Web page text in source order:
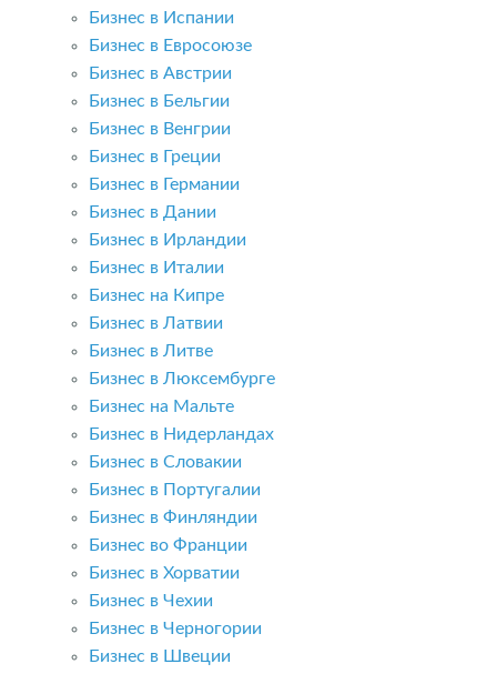
Бизнес в Испании
Бизнес в Евросоюзе
Бизнес в Австрии
Бизнес в Бельгии
Бизнес в Венгрии
Бизнес в Греции
Бизнес в Германии
Бизнес в Дании
Бизнес в Ирландии
Бизнес в Италии
Бизнес на Кипре
Бизнес в Латвии
Бизнес в Литве
Бизнес в Люксембурге
Бизнес на Мальте
Бизнес в Нидерландах
Бизнес в Словакии
Бизнес в Португалии
Бизнес в Финляндии
Бизнес во Франции
Бизнес в Хорватии
Бизнес в Чехии
Бизнес в Черногории
Бизнес в Швеции